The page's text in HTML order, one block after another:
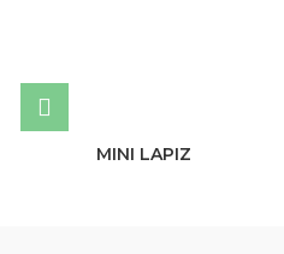
MINI LAPIZ